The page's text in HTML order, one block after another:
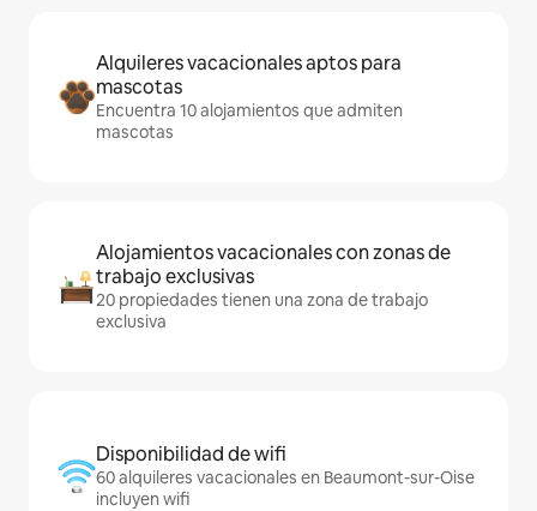
Alquileres vacacionales aptos para
mascotas
Encuentra 10 alojamientos que admiten
mascotas
Alojamientos vacacionales con zonas de
trabajo exclusivas
20 propiedades tienen una zona de trabajo
exclusiva
Disponibilidad de wifi
60 alquileres vacacionales en Beaumont-sur-Oise
incluyen wifi